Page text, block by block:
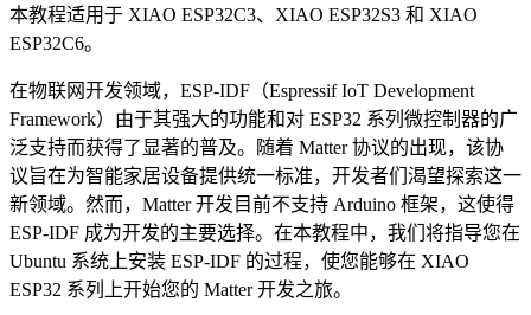
本教程适用于 XIAO ESP32C3、XIAO ESP32S3 和 XIAO
ESP32C6。
在物联网开发领域，ESP-IDF（Espressif IoT Development
Framework）由于其强大的功能和对 ESP32 系列微控制器的广
泛支持而获得了显著的普及。随着 Matter 协议的出现，该协
议旨在为智能家居设备提供统一标准，开发者们渴望探索这一
新领域。然而，Matter 开发目前不支持 Arduino 框架，这使得
ESP-IDF 成为开发的主要选择。在本教程中，我们将指导您在
Ubuntu 系统上安装 ESP-IDF 的过程，使您能够在 XIAO
ESP32 系列上开始您的 Matter 开发之旅。